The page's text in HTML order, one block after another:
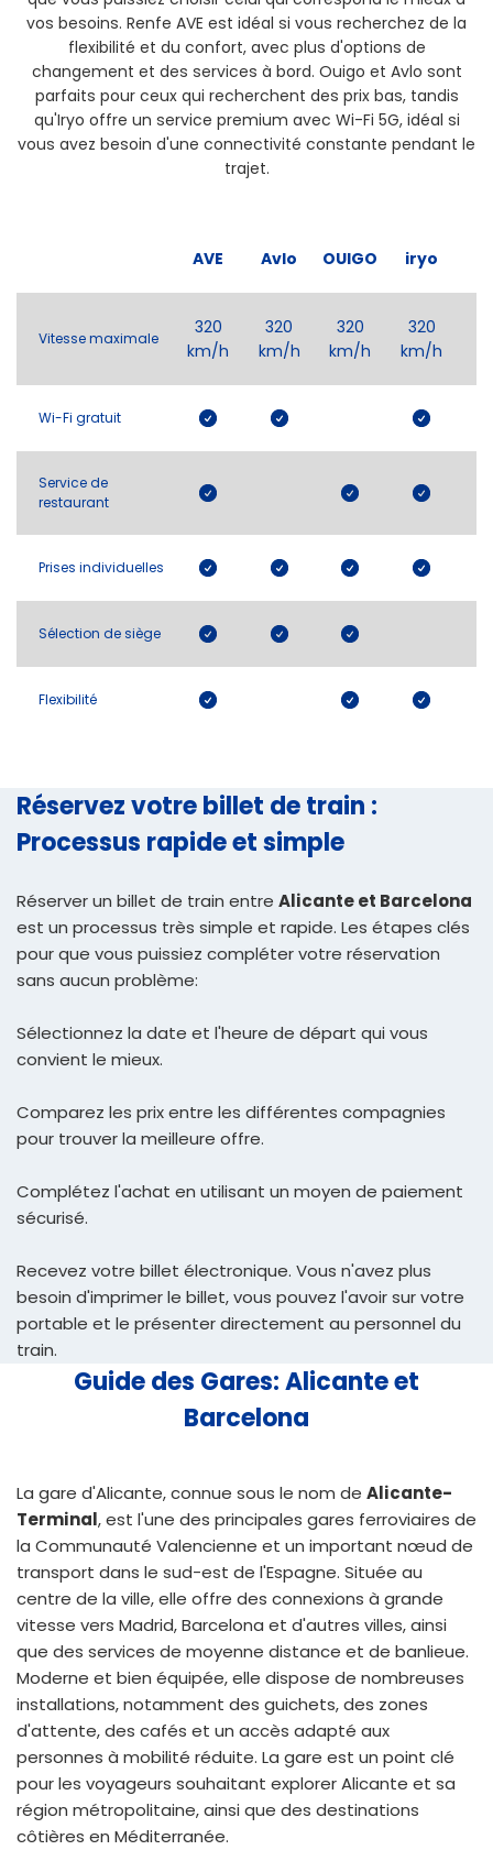
vos besoins. Renfe AVE est idéal si vous recherchez de la
flexibilité et du confort, avec plus d'options de
changement et des services à bord. Ouigo et Avlo sont
parfaits pour ceux qui recherchent des prix bas, tandis
qu'Iryo offre un service premium avec Wi-Fi 5G, idéal si
vous avez besoin d'une connectivité constante pendant le
trajet.
AVE Avlo OUIGO iryo
Vitesse maximale
320
km/h
320
km/h
320
km/h
320
km/h
Wi-Fi gratuit
Service de
restaurant
Prises individuelles
Sélection de siège
Flexibilité
Réservez votre billet de train :
Processus rapide et simple
Réserver un billet de train entre Alicante et Barcelona
est un processus très simple et rapide. Les étapes clés
pour que vous puissiez compléter votre réservation
sans aucun problème:
Sélectionnez la date et l'heure de départ qui vous
convient le mieux.
Comparez les prix entre les différentes compagnies
pour trouver la meilleure offre.
Complétez l'achat en utilisant un moyen de paiement
sécurisé.
Recevez votre billet électronique. Vous n'avez plus
besoin d'imprimer le billet, vous pouvez l'avoir sur votre
portable et le présenter directement au personnel du
train.
Guide des Gares: Alicante et
Barcelona
La gare d'Alicante, connue sous le nom de Alicante-
Terminal, est l'une des principales gares ferroviaires de
la Communauté Valencienne et un important nœud de
transport dans le sud-est de l'Espagne. Située au
centre de la ville, elle offre des connexions à grande
vitesse vers Madrid, Barcelona et d'autres villes, ainsi
que des services de moyenne distance et de banlieue.
Moderne et bien équipée, elle dispose de nombreuses
installations, notamment des guichets, des zones
d'attente, des cafés et un accès adapté aux
personnes à mobilité réduite. La gare est un point clé
pour les voyageurs souhaitant explorer Alicante et sa
région métropolitaine, ainsi que des destinations
côtières en Méditerranée.